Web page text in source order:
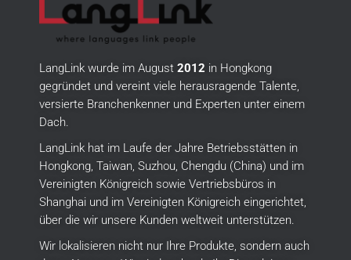
LangLink wurde im August 2012 in Hongkong
gegründet und vereint viele herausragende Talente,
versierte Branchenkenner und Experten unter einem
Dach.
LangLink hat im Laufe der Jahre Betriebsstätten in
Hongkong, Taiwan, Suzhou, Chengdu (China) und im
Vereinigten Königreich sowie Vertriebsbüros in
Shanghai und im Vereinigten Königreich eingerichtet,
über die wir unsere Kunden weltweit unterstützen.
Wir lokalisieren nicht nur Ihre Produkte, sondern auch